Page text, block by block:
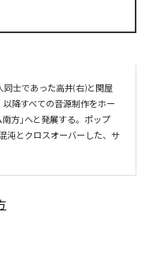
士であった高井(右)と関屋
降すべての音源制作をホー
方」へと発展する。ポップ
沌とクロスオーバーした、サ